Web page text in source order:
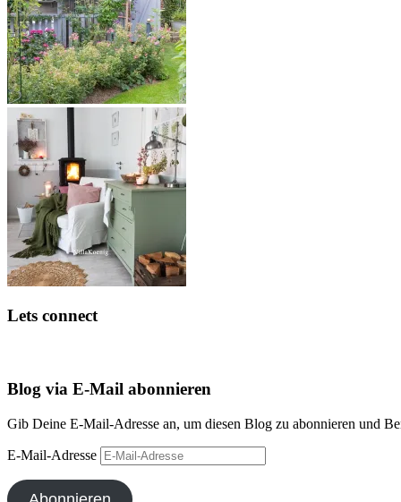
Lets connect
Blog via E-Mail abonnieren
Gib Deine E-Mail-Adresse an, um diesen Blog zu abonnieren und
E-Mail-Adresse